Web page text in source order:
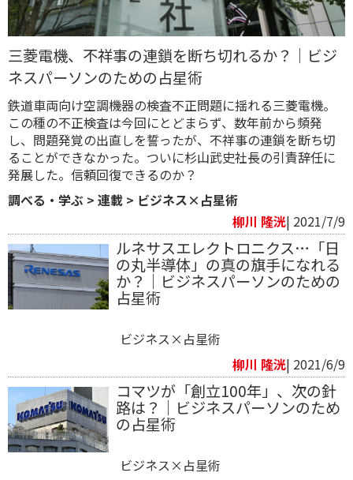
三菱電機、不祥事の連鎖を断ち切れるか？｜ビジ
ネスパーソンのための占星術
鉄道車両向け空調機器の検査不正問題に揺れる三菱電機。
この種の不正検査は今回にとどまらず、数年前から頻発
し、問題発覚の出直しを誓ったが、不祥事の連鎖を断ち切
ることができなかった。ついに杉山武史社長の引責辞任に
発展した。信頼回復できるのか？
調べる・学ぶ > 連載 > ビジネス×占星術
柳川 隆洸| 2021/7/9
ルネサスエレクトロニクス…「日
の丸半導体」の真の旗手になれる
か？｜ビジネスパーソンのための
占星術
ビジネス×占星術
柳川 隆洸| 2021/6/9
コマツが「創立100年」、次の針
路は？｜ビジネスパーソンのため
の占星術
ビジネス×占星術